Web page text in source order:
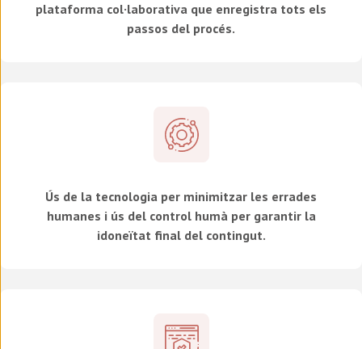
plataforma col·laborativa que enregistra tots els
passos del procés.
Ús de la tecnologia per minimitzar les errades
humanes i ús del control humà per garantir la
idoneïtat final del contingut.